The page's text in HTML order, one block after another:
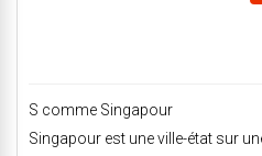
S comme Singapour
Singapour est une ville-état sur